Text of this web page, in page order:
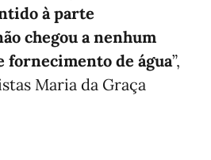
à parte
chegou a nenhum
fornecimento de água”,
Maria da Graça